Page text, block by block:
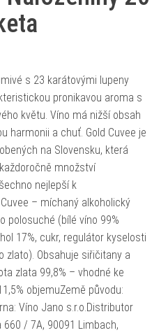
s 23 karátovými lupeny
pronikavou aroma s
květu. Víno má nižší obsah
harmonii a chuť. Gold Cuvee je
na Slovensku, která
množství
nejlepší k
– míchaný alkoholický
polosuché (bílé víno 99%
17%, cukr, regulátor kyselosti
zlato). Obsahuje siřičitany a
zlata 99,8% – vhodné ke
objemuZemě původu:
Víno Jano s.r.o.Distributor
660 / 7A, 90091 Limbach,